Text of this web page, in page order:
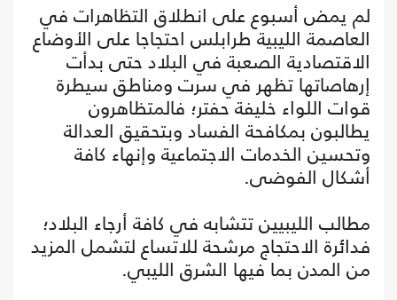
لم يمض أسبوع على انطلاق التظاهرات في
العاصمة الليبية طرابلس احتجاجا على الأوضاع
الاقتصادية الصعبة في البلاد حتى بدأت
إرهاصاتها تظهر في سرت ومناطق سيطرة
قوات اللواء خليفة حفتر؛ فالمتظاهرون
يطالبون بمكافحة الفساد وبتحقيق العدالة
وتحسين الخدمات الاجتماعية وإنهاء كافة
أشكال الفوضى.
مطالب الليبيين تتشابه في كافة أرجاء البلاد؛
فدائرة الاحتجاج مرشحة للاتساع لتشمل المزيد
من المدن بما فيها الشرق الليبي.